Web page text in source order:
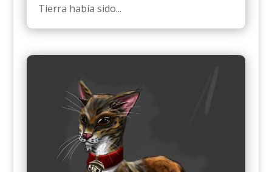
Tierra había sido...